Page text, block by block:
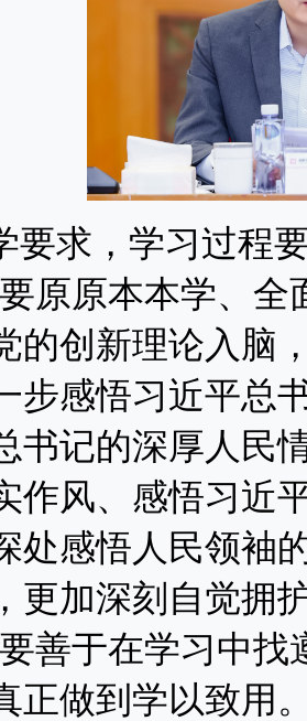
要求，学习过程
原原本本学、
的创新理论入脑
步感悟习近平总
书记的深厚人民
作风、感悟习近
处感悟人民领袖
更加深刻自觉拥
善于在学习中
正做到学以致用